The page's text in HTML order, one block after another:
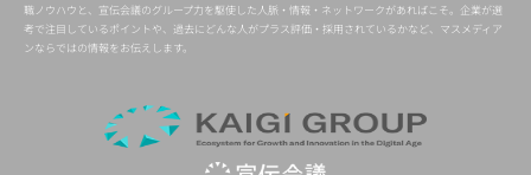
職ノウハウと、宣伝会議のグループ力を駆使した人脈・情報・ネットワークがあればこそ。企業が選
考で注目しているポイントや、過去にどんな人がプラス評価・採用されているかなど、マスメディア
ンならではの情報をお伝えします。